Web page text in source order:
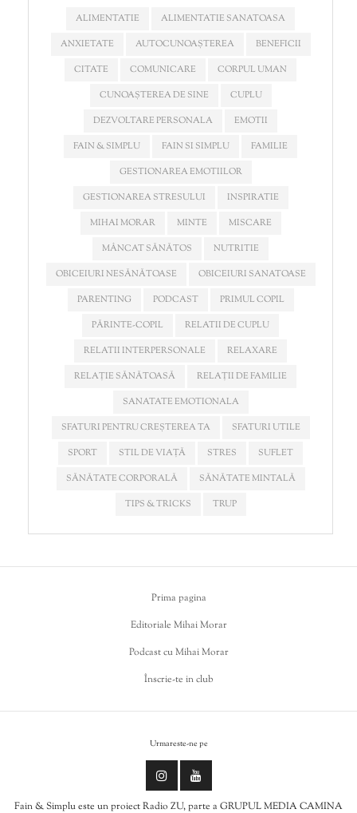
ALIMENTATIE
ALIMENTATIE SANATOASA
ANXIETATE
AUTOCUNOAȘTEREA
BENEFICII
CITATE
COMUNICARE
CORPUL UMAN
CUNOAȘTEREA DE SINE
CUPLU
DEZVOLTARE PERSONALA
EMOTII
FAIN & SIMPLU
FAIN SI SIMPLU
FAMILIE
GESTIONAREA EMOTIILOR
GESTIONAREA STRESULUI
INSPIRATIE
MIHAI MORAR
MINTE
MISCARE
MÂNCAT SĂNĂTOS
NUTRITIE
OBICEIURI NESĂNĂTOASE
OBICEIURI SANATOASE
PARENTING
PODCAST
PRIMUL COPIL
PĂRINTE-COPIL
RELATII DE CUPLU
RELATII INTERPERSONALE
RELAXARE
RELAȚIE SĂNĂTOASĂ
RELAȚII DE FAMILIE
SANATATE EMOTIONALA
SFATURI PENTRU CREȘTEREA TA
SFATURI UTILE
SPORT
STIL DE VIAȚĂ STRES
SUFLET
SĂNĂTATE CORPORALĂ
SĂNĂTATE MINTALĂ
TIPS & TRICKS
TRUP
Prima pagina
Editoriale Mihai Morar
Podcast cu Mihai Morar
Înscrie-te in club
Urmareste-ne pe
Fain & Simplu este un proiect Radio ZU, parte a GRUPUL MEDIA CAMINA